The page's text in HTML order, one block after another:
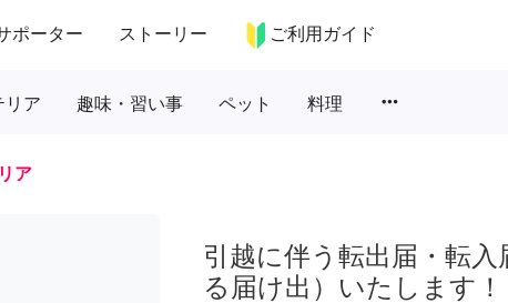
ポーター ストーリー ご利用ガイド
リア 趣味・習い事 ペット 料理 more_horiz
ア
引越に伴う転出届・転入
る届け出）いたします！